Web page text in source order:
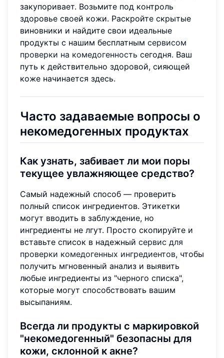
закупоривает. Возьмите под контроль
здоровье своей кожи. Раскройте скрытые
виновники и найдите свои идеальные
продукты с нашим бесплатным сервисом
проверки на комедогенность сегодня. Ваш
путь к действительно здоровой, сияющей
коже начинается здесь.
Часто задаваемые вопросы о
некомедогенных продуктах
Как узнать, забивает ли мои поры
текущее увлажняющее средство?
Самый надежный способ — проверить
полный список ингредиентов. Этикетки
могут вводить в заблуждение, но
ингредиенты не лгут. Просто скопируйте и
вставьте список в надежный сервис для
проверки комедогенных ингредиентов, чтобы
получить мгновенный анализ и выявить
любые ингредиенты из "черного списка",
которые могут способствовать вашим
высыпаниям.
Всегда ли продукты с маркировкой
"некомедогенный" безопасны для
кожи, склонной к акне?